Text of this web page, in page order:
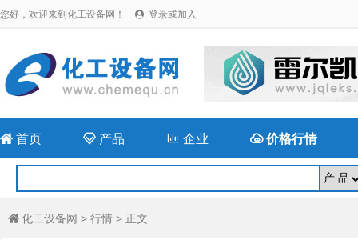
您好，欢迎来到化工设备网！  登录或加入
 首页  产品 企业 价格行情
 化工设备网 > 行情 > 正文